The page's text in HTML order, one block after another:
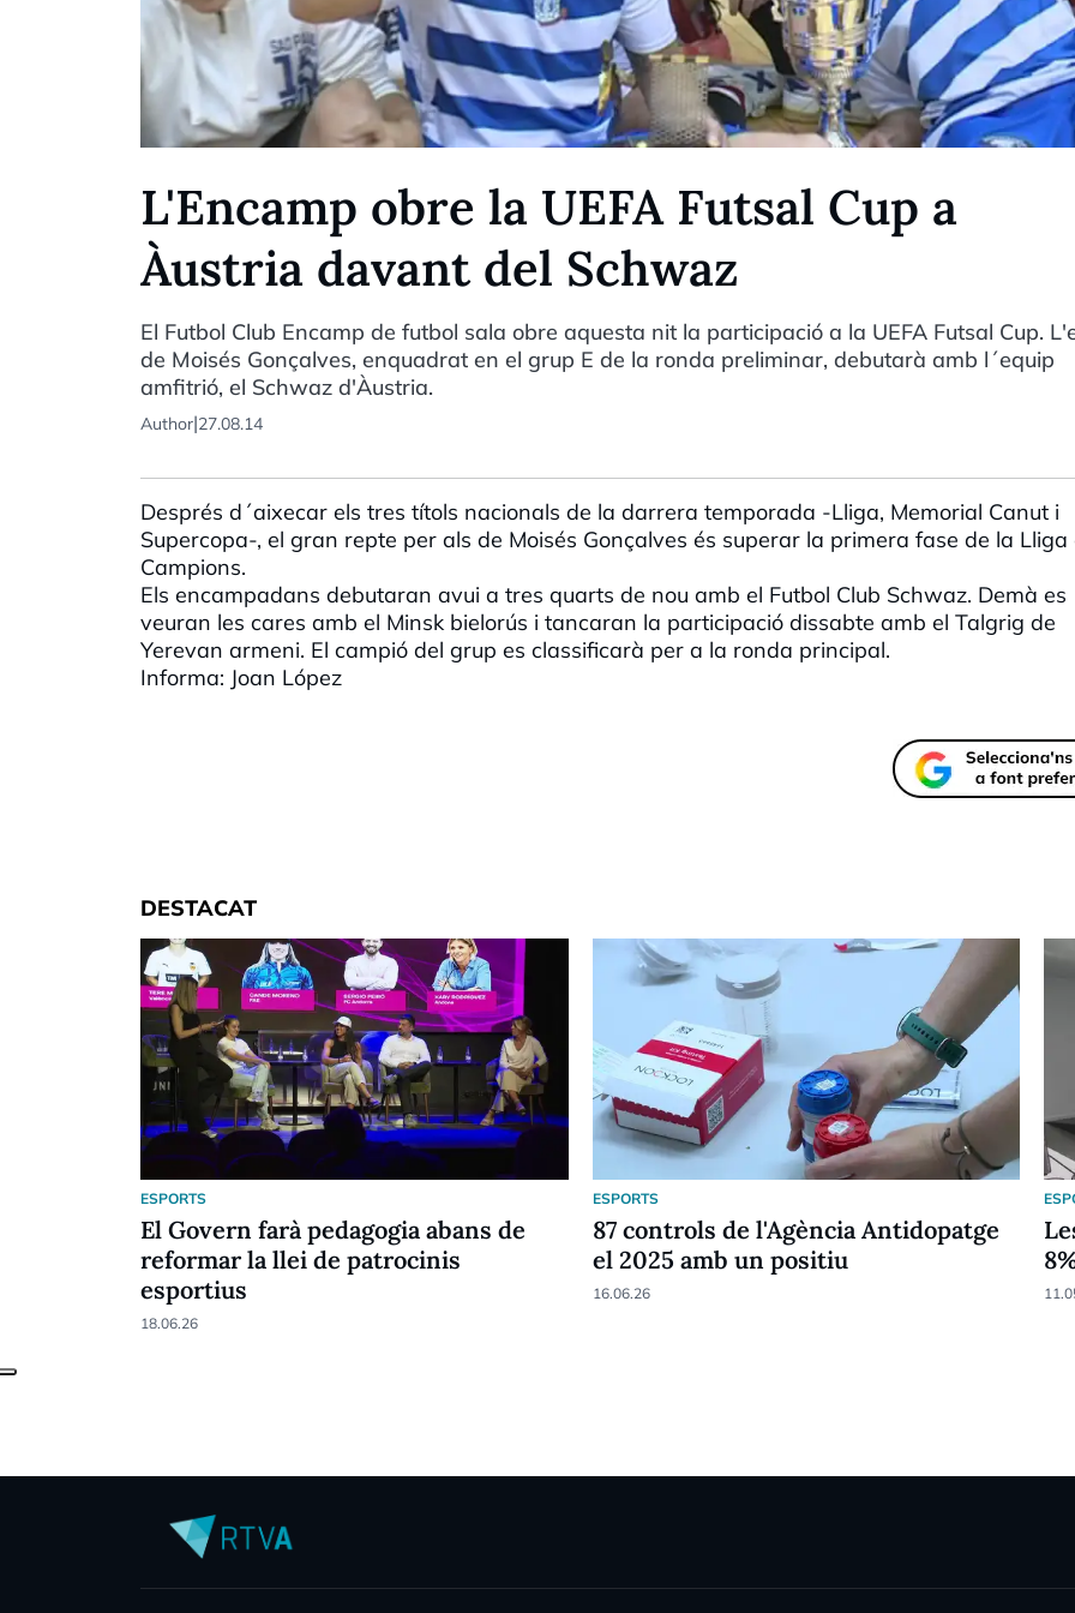
L'Encamp obre la UEFA Futsal Cup a
Àustria davant del Schwaz
El Futbol Club Encamp de futbol sala obre aquesta nit la participació a la UEFA Futsal Cup.
de Moisés Gonçalves, enquadrat en el grup E de la ronda preliminar, debutarà amb l´equip
amfitrió, el Schwaz d'Àustria.
Author|27.08.14
Després d´aixecar els tres títols nacionals de la darrera temporada -Lliga, Memorial Canut i
Supercopa-, el gran repte per als de Moisés Gonçalves és superar la primera fase de la Lliga
Campions.
Els encampadans debutaran avui a tres quarts de nou amb el Futbol Club Schwaz. Demà es
veuran les cares amb el Minsk bielorús i tancaran la participació dissabte amb el Talgrig de
Yerevan armeni. El campió del grup es classificarà per a la ronda principal.
Informa: Joan López
DESTACAT
ESPORTS
El Govern farà pedagogia abans de
reformar la llei de patrocinis
esportius
18.06.26
ESPORTS
87 controls de l'Agència Antidopatge
el 2025 amb un positiu
16.06.26